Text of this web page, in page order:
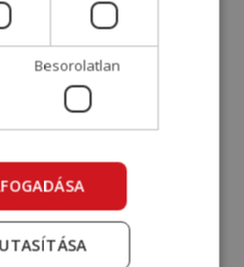
szabályzat
árak
Ausztriába
– Eredeti
– Eredeti
Dániába
– Eredeti
Besorolatlan